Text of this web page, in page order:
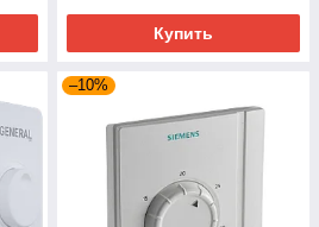
Купить
–10%